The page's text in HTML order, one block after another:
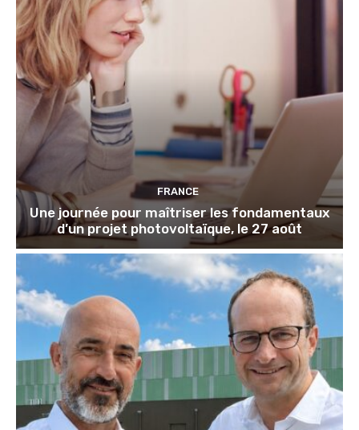
FRANCE
Une journée pour maîtriser les fondamentaux
d’un projet photovoltaïque, le 27 août